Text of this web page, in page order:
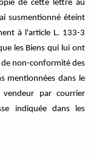
de cette lettre au
susmentionné éteint
à l'article L. 133-3
les Biens qui lui ont
de non-conformité des
mentionnées dans le
par courrier
indiquée dans les